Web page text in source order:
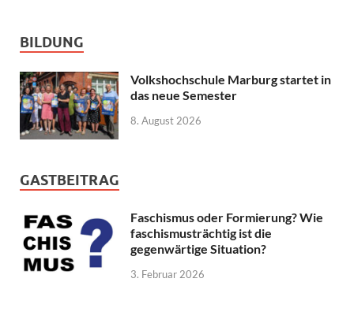
BILDUNG
Volkshochschule Marburg startet in
das neue Semester
8. August 2026
GASTBEITRAG
Faschismus oder Formierung? Wie
faschismusträchtig ist die
gegenwärtige Situation?
3. Februar 2026